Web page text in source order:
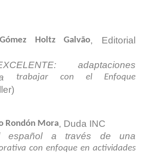
Holtz Galvão, Editorial
adaptaciones
trabajar con el Enfoque
Rondón Mora, Duda INC
español a través de una
con enfoque en actividades